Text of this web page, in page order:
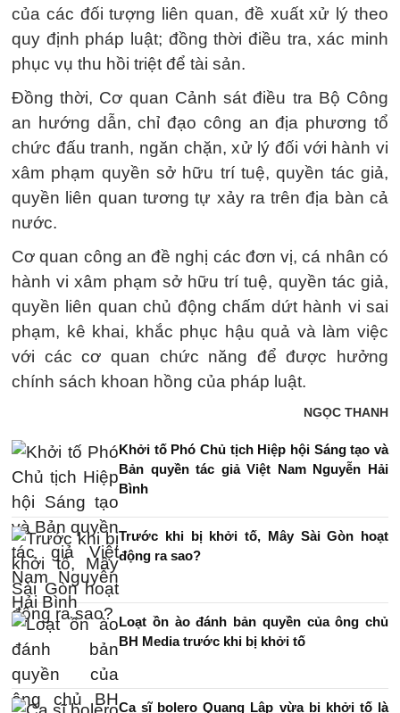
của các đối tượng liên quan, đề xuất xử lý theo
quy định pháp luật; đồng thời điều tra, xác minh
phục vụ thu hồi triệt để tài sản.
Đồng thời, Cơ quan Cảnh sát điều tra Bộ Công
an hướng dẫn, chỉ đạo công an địa phương tổ
chức đấu tranh, ngăn chặn, xử lý đối với hành vi
xâm phạm quyền sở hữu trí tuệ, quyền tác giả,
quyền liên quan tương tự xảy ra trên địa bàn cả
nước.
Cơ quan công an đề nghị các đơn vị, cá nhân có
hành vi xâm phạm sở hữu trí tuệ, quyền tác giả,
quyền liên quan chủ động chấm dứt hành vi sai
phạm, kê khai, khắc phục hậu quả và làm việc
với các cơ quan chức năng để được hưởng
chính sách khoan hồng của pháp luật.
NGỌC THANH
Khởi tố Phó Chủ tịch Hiệp hội Sáng tạo và
Bản quyền tác giả Việt Nam Nguyễn Hải
Bình
Trước khi bị khởi tố, Mây Sài Gòn hoạt
động ra sao?
Loạt ồn ào đánh bản quyền của ông chủ
BH Media trước khi bị khởi tố
Ca sĩ bolero Quang Lập vừa bị khởi tố là